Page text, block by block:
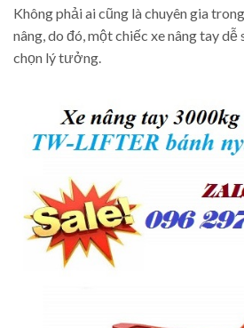
Không phải ai cũng là chuyên gia
nâng, do đó, một chiếc xe nâng tay
chọn lý tưởng.